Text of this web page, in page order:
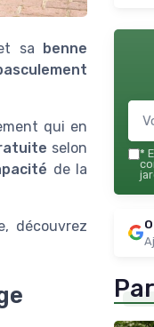
sa benne
qui en
selon
de la
découvrez
*